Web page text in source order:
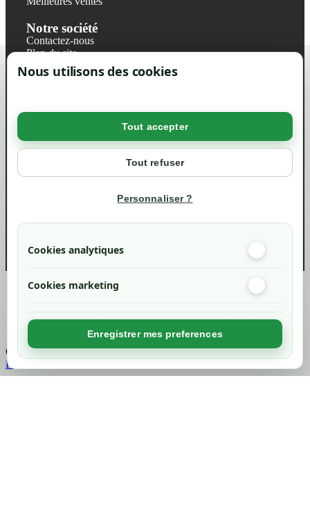
Nous utilisons des cookies
Tout accepter
Tout refuser
Personnaliser ?
Cookies analytiques
Cookies marketing
Enregistrer mes preferences
Notre société
Contactez-nous
Plan du site
Magasin
Mentions légales
Politique de confidentialité RGPD
Votre compte
info@green-tech-shop.com
Created byNageoconcept
Chargement...
Retour en haut